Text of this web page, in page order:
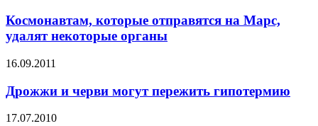
Космонавтам, которые отправятся на Марс,
удалят некоторые органы
16.09.2011
Дрожжи и черви могут пережить гипотермию
17.07.2010